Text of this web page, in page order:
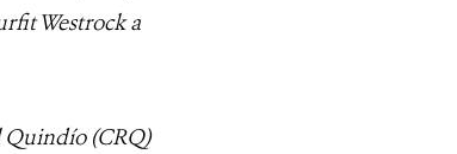
Westrock a
Quindío (CRQ)